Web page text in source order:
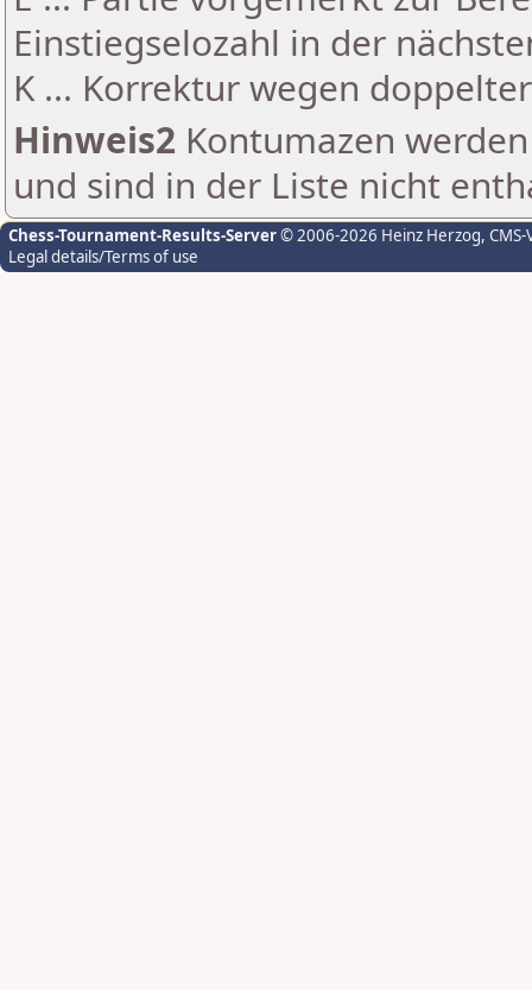
Einstiegselozahl in der
K ... Korrektur wegen
Hinweis2 Kontumazen
und sind in der Liste nicht
Chess-Tournament-Results-Server© 2006-2026 Heinz Herzog,
Legal details/Terms of use